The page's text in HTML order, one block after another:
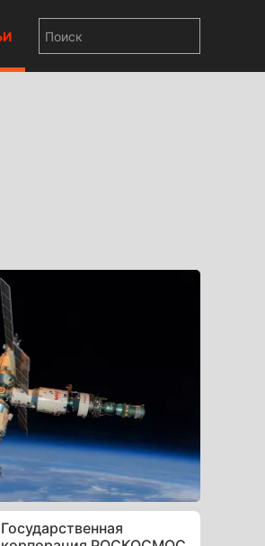
Государственная